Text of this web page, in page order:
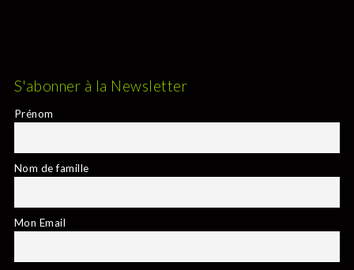
S'abonner à la Newsletter
Prénom
Nom de famille
Mon Email